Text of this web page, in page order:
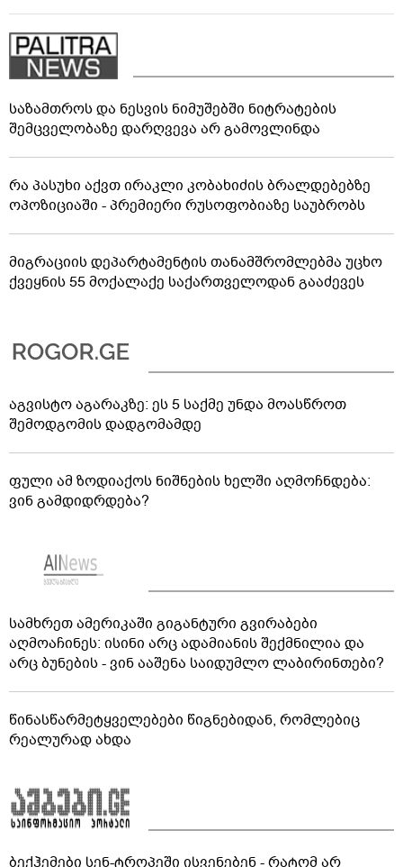
საზამთროს და ნესვის ნიმუშებში ნიტრატების
შემცველობაზე დარღვევა არ გამოვლინდა
რა პასუხი აქვთ ირაკლი კობახიძის ბრალდებებზე
ოპოზიციაში - პრემიერი რუსოფობიაზე საუბრობს
მიგრაციის დეპარტამენტის თანამშრომლებმა უცხო
ქვეყნის 55 მოქალაქე საქართველოდან გააძევეს
აგვისტო აგარაკზე: ეს 5 საქმე უნდა მოასწროთ
შემოდგომის დადგომამდე
ფული ამ ზოდიაქოს ნიშნების ხელში აღმოჩნდება:
ვინ გამდიდრდება?
სამხრეთ ამერიკაში გიგანტური გვირაბები
აღმოაჩინეს: ისინი არც ადამიანის შექმნილია და
არც ბუნების - ვინ ააშენა საიდუმლო ლაბირინთები?
წინასწარმეტყველებები წიგნებიდან, რომლებიც
რეალურად ახდა
ბექჰემები სენ-ტროპეში ისვენებენ - რატომ არ